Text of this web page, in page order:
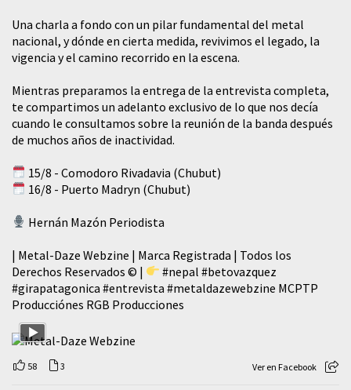
​Una charla a fondo con un pilar fundamental del metal
nacional, y dónde en cierta medida, revivimos el legado, la
vigencia y el camino recorrido en la escena.
Mientras preparamos la entrega de la entrevista completa,
te compartimos un adelanto exclusivo de lo que nos decía
cuando le consultamos sobre la reunión de la banda después
de muchos años de inactividad.
15/8 - Comodoro Rivadavia (Chubut)
16/8 - Puerto Madryn (Chubut)
Hernán Mazón Periodista
| Metal-Daze Webzine | Marca Registrada | Todos los
Derechos Reservados © |
#nepal #betovazquez
#girapatagonica #entrevista #metaldazewebzine MCPTP
Producciónes RGB Producciones
58 3 Ver en Facebook